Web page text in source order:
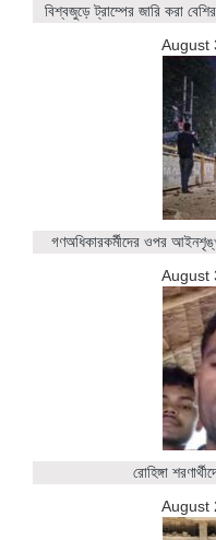
বিশ্বজুড়ে ট্রাম্পের জারি করা
August
গণঅধিকারকর্মীদের ওপর
August
রোহিঙ্গা
August